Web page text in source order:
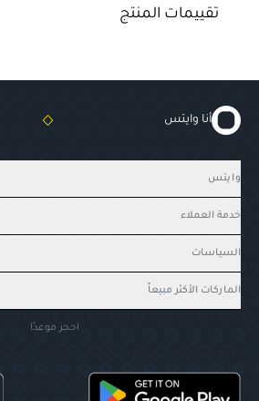
تقييمات المنتج
أنا وايتس
وايتس
خدمة العملاء
السياسات
الماركات الأكثر مبيعاً
احجز موعدًا